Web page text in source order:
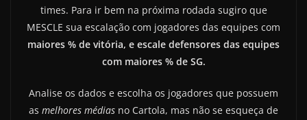
times. Para ir bem na próxima rodada sugiro que
MESCLE sua escalação com jogadores das equipes com
maiores % de vitória, e escale defensores das equipes
com maiores % de SG.
Analise os dados e escolha os jogadores que possuem
as melhores médias no Cartola, mas não se esqueça de